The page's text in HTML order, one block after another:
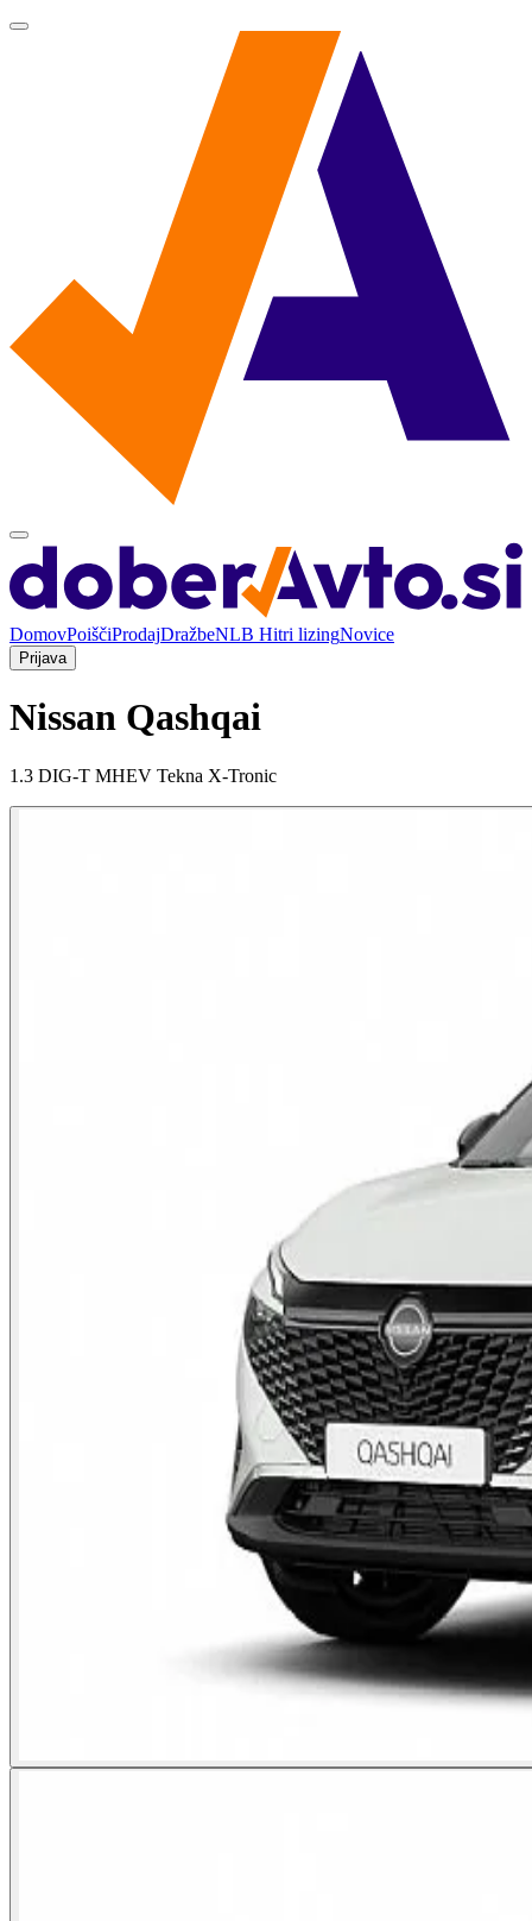
DomovPoiščiProdajDražbeNLB Hitri lizingNovice
Prijava
Nissan Qashqai
1.3 DIG-T MHEV Tekna X-Tronic